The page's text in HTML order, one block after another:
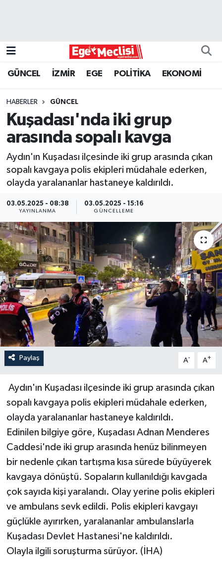
GÜNCEL İZMİR EGE POLİTİKA EKONOMİ
HABERLER GÜNCEL
Kuşadası'nda iki grup
arasında sopalı kavga
Aydın'ın Kuşadası ilçesinde iki grup arasında çıkan
sopalı kavgaya polis ekipleri müdahale ederken,
olayda yaralananlar hastaneye kaldırıldı.
03.05.2025 - 08:38
YAYINLANMA
03.05.2025 - 15:16
GÜNCELLEME
Paylaş A- A+
Aydın'ın Kuşadası ilçesinde iki grup arasında çıkan
sopalı kavgaya polis ekipleri müdahale ederken,
olayda yaralananlar hastaneye kaldırıldı.
Edinilen bilgiye göre, Kuşadası Adnan Menderes
Caddesi'nde iki grup arasında henüz bilinmeyen
bir nedenle çıkan tartışma kısa sürede büyüyerek
kavgaya dönüştü. Sopaların kullanıldığı kavgada
çok sayıda kişi yaralandı. Olay yerine polis ekipleri
ve ambulans sevk edildi. Polis ekipleri kavgayı
güçlükle ayırırken, yaralananlar ambulanslarla
Kuşadası Devlet Hastanesi'ne kaldırıldı.
Olayla ilgili soruşturma sürüyor. (İHA)
GÜNCEL
İZMİR
ÖZEL HABER
POLİTİKA
Programlar
SPOR
YAŞAM